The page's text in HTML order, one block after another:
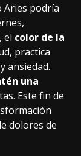
Aries podría
, el color de la
practica
ansiedad.
una
Este fin de
dolores de